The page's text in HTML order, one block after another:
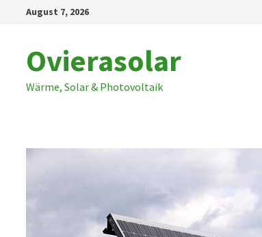
August 7, 2026
Ovierasolar
Wärme, Solar & Photovoltaik